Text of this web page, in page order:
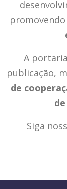
A
publicação,
de
Siga